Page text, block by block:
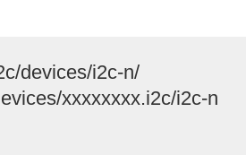
devices/i2c-n/
xxxxxxxx.i2c/i2c-n